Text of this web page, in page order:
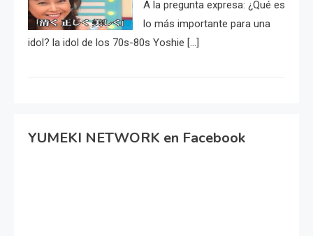
A la pregunta expresa: ¿Qué es
lo más importante para una
idol? la idol de los 70s-80s Yoshie […]
YUMEKI NETWORK en Facebook